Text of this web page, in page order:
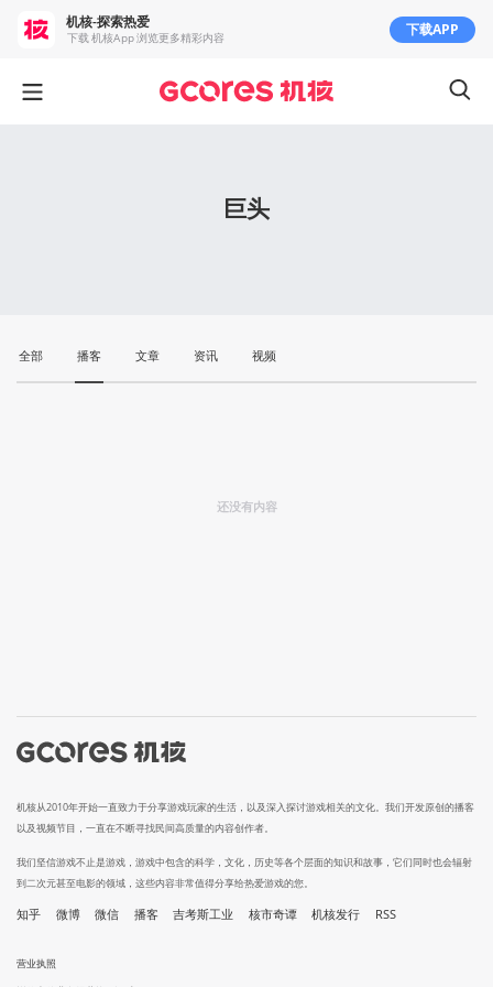
巨头
全部 播客 文章 资讯 视频
还没有内容
机核从2010年开始一直致力于分享游戏玩家的生活，以及深入探讨游戏相关的文化。我们开发原创的播客
以及视频节目，一直在不断寻找民间高质量的内容创作者。
我们坚信游戏不止是游戏，游戏中包含的科学，文化，历史等各个层面的知识和故事，它们同时也会辐射
到二次元甚至电影的领域，这些内容非常值得分享给热爱游戏的您。
知乎 微博 微信 播客 吉考斯工业 核市奇谭 机核发行 RSS
营业执照
机核-探索热爱
下载 机核App 浏览更多精彩内容 下载APP